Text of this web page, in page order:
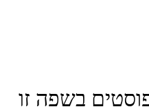
בשפה זו